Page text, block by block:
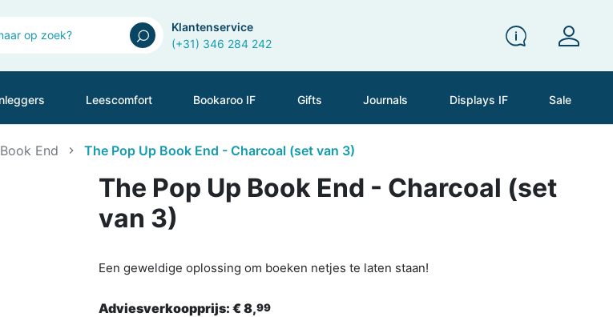
Klantenservice
(+31) 346 284 242
Leescomfort Bookaroo IF Gifts Journals Displays IF Sale
End The Pop Up Book End - Charcoal (set van 3)
The Pop Up Book End - Charcoal (set
van 3)
Een geweldige oplossing om boeken netjes te laten staan!
Adviesverkoopprijs: € 8,99